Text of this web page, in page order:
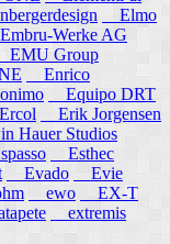
Elmo
Werke AG
EMU Group
Enrico
Equipo DRT
Erik Jorgensen
Hauer Studios
Esthec
Evado
Evie
ewo
EX-T
extremis